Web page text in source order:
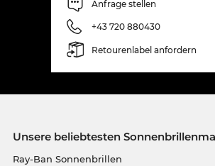
Anfrage stellen
+43 720 880430
Retourenlabel anfordern
Unsere beliebtesten
Ray-Ban Sonnenbrillen